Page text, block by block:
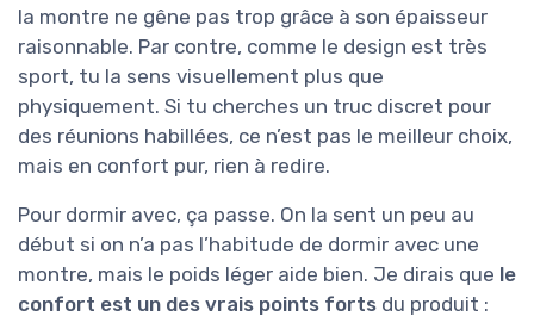
la montre ne gêne pas trop grâce à son épaisseur
raisonnable. Par contre, comme le design est très
sport, tu la sens visuellement plus que
physiquement. Si tu cherches un truc discret pour
des réunions habillées, ce n’est pas le meilleur choix,
mais en confort pur, rien à redire.
Pour dormir avec, ça passe. On la sent un peu au
début si on n’a pas l’habitude de dormir avec une
montre, mais le poids léger aide bien. Je dirais que le
confort est un des vrais points forts du produit :